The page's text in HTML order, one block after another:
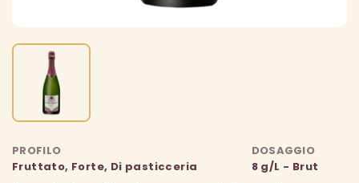
PROFILO
Fruttato, Forte, Di pasticceria
DOSAGGIO
8 g/L - Brut